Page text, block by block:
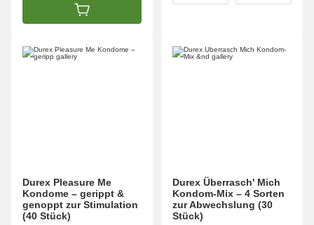
IN DEN WARENKORB
Durex Pleasure Me
Kondome – gerippt &
genoppt zur Stimulation
(40 Stück)
Durex Überrasch' Mich
Kondom-Mix – 4 Sorten
zur Abwechslung (30
Stück)